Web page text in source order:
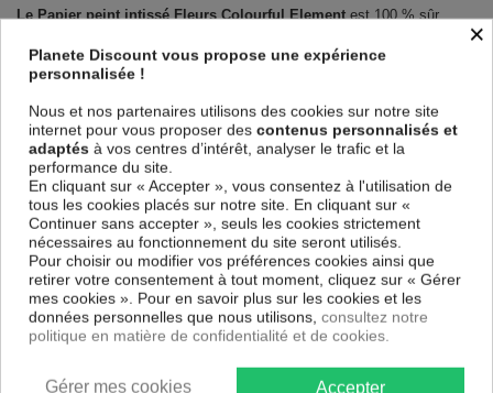
Le Papier peint intissé Fleurs Colourful Elementest 100 % sûr,
Impression haute qualité : impression numérique en résolution de
600dpi. Les couleurs sont vives et l’impression est résistante à l'eau et
Le papier peint dispose d'une surface demi terne, il couvre les
imperfections et laisse respirer le mur.
Notre large choix de papiers peints tendances et modernes constituent
un moyen simple et pas cher de donner une nouvelle touche à vos
intérieurs, il y en a pour tous les goût.
Emballage sécurisé pour la livraison
Avant d’être envoyé, le papier peint est enroulé et mis dans un gros
carton.
Montage facile : Chaque papier peint est partagé en lés de 50 cm.
Poids: 120 g/m2
Dimensions des panneaux Colourful Element :
100x70: 50x70 50x70
150x105: 50x105 50x105 50x105
250x175: 50x175 50x175 50x175 50x175 50x175
×
Planete Discount vous propose une expérience
personnalisée !
Nous et nos partenaires utilisons des cookies sur notre site
internet pour vous proposer des contenus personnalisés et
adaptés à vos centres d’intérêt, analyser le trafic et la
performance du site.
En cliquant sur « Accepter », vous consentez à l'utilisation de
tous les cookies placés sur notre site. En cliquant sur «
Continuer sans accepter », seuls les cookies strictement
nécessaires au fonctionnement du site seront utilisés.
Pour choisir ou modifier vos préférences cookies ainsi que
retirer votre consentement à tout moment, cliquez sur « Gérer
mes cookies ». Pour en savoir plus sur les cookies et les
données personnelles que nous utilisons, consultez notre
politique en matière de confidentialité et de cookies.
Accepter
Gérer mes cookies